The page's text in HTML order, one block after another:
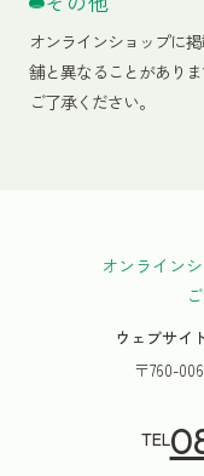
オンラインショップに
舗と異なることがありま
ご了承ください。
オンライン
ウェブサイ
〒760-
TEL